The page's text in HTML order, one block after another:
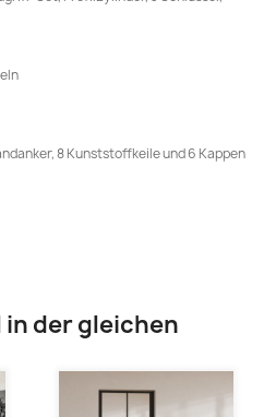
8 Kunststoffkeile und 6 Kappen
der gleichen